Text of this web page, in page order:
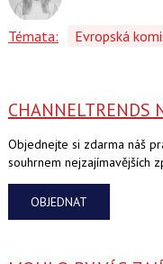
Témata: Evropská
CHANNELTRENDS
Objednejte si zdarma náš
souhrnem nejzajímavějších
OBJEDNAT